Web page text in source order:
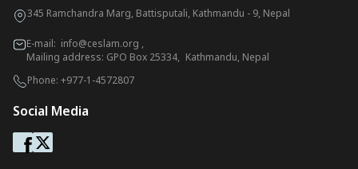
345 Ramchandra Marg, Battisputali, Kathmandu - 9, Nepal
E-mail: info@ceslam.org ,
Mailing address: GPO Box 25334, Kathmandu, Nepal
Phone: +977-1-4572807
Social Media